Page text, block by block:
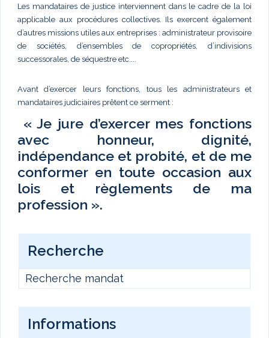
Les mandataires de justice interviennent dans le cadre de la loi
applicable aux procédures collectives. Ils exercent également
d’autres missions utiles aux entreprises : administrateur provisoire
de sociétés, d’ensembles de copropriétés, d’indivisions
successorales, de séquestre etc....
Avant d’exercer leurs fonctions, tous les administrateurs et
mandataires judiciaires prêtent ce serment :
« Je jure d’exercer mes fonctions
avec honneur, dignité,
indépendance et probité, et de me
conformer en toute occasion aux
lois et règlements de ma
profession ».
Recherche
Recherche mandat
Informations